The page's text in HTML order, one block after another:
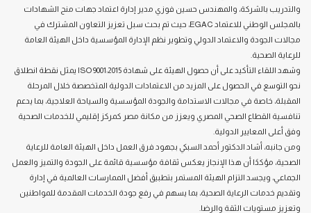
والتدريب بالشركة، والمهندس حسين فوزي مدير إدارة اعتماد جهات منح الشهادات
بالمجلس الوطني للاعتماد EGAC، حيث تم بحث سبل تعزيز التعاون المشترك في
مجالات الجودة والاعتماد الدولي وتطوير نظم الإدارة المؤسسية داخل الهيئة العامة
للرعاية الصحية.
وشهد اللقاء التأكيد على أن حصول الهيئة على شهادة ISO 9001:2015 يمثل نقطة انطلاق
نحو التوسع في الحصول على المزيد من الاعتمادات الدولية المتخصصة خلال المرحلة
المقبلة، خاصة في مجالات الاستدامة والجودة المؤسسية والسياحة العلاجية، بما يدعم
تنافسية القطاع الصحي المصري ويعزز من مكانة مصر كمركز إقليمي للخدمات الصحية
وفق أعلى المعايير الدولية.
ومن جانبه، أشاد الدكتور أحمد السبكي بجهود فرق العمل داخل الهيئة العامة للرعاية
الصحية، مؤكدًا أن هذا الإنجاز يعكس ثقافة مؤسسية قائمة على الجودة والتميز والعمل
الجماعي، ويجسد التزام الهيئة المستمر بتطبيق أفضل الممارسات العالمية في إدارة
وتقديم خدمات الرعاية الصحية، بما يسهم في رفع جودة الخدمات المقدمة للمواطنين
وتعزيز مستويات الثقة والرضا.